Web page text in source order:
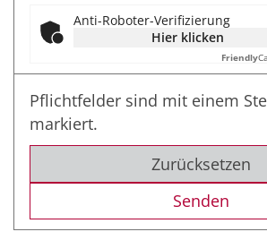
Anti-Roboter-Verifizierung
Hier klicken
Friendly
Pflichtfelder sind mit einem
markiert.
Zurücksetzen